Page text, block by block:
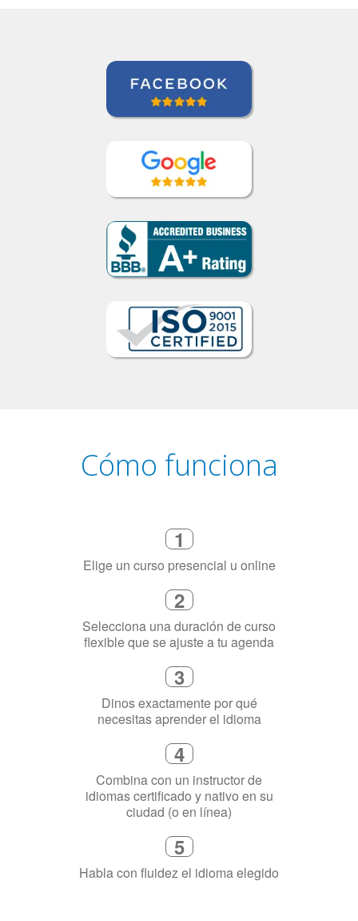
Cómo funciona
Elige un curso presencial u online
Selecciona una duración de curso
flexible que se ajuste a tu agenda
3
Dinos exactamente por qué
necesitas aprender el idioma
Combina con un instructor de
idiomas certificado y nativo en su
ciudad (o en línea)
Habla con fluidez el idioma elegido